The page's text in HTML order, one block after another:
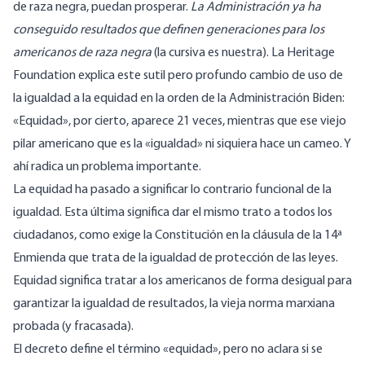
de raza negra, puedan prosperar. La Administración ya ha
conseguido resultados que definen generaciones para los
americanos de raza negra(la cursiva es nuestra). La Heritage
Foundation explica este sutil pero profundo cambio de uso de
la igualdad a la equidad en la orden de la Administración Biden:
«Equidad», por cierto, aparece 21 veces, mientras que ese viejo
pilar americano que es la «igualdad» ni siquiera hace un cameo. Y
ahí radica un problema importante.
La equidad ha pasado a significar lo contrario funcional de la
igualdad. Esta última significa dar el mismo trato a todos los
ciudadanos, como exige la Constitución en la cláusula de la 14ª
Enmienda que trata de la igualdad de protección de las leyes.
Equidad significa tratar a los americanos de forma desigual para
garantizar la igualdad de resultados, la vieja norma marxiana
probada (y fracasada).
El decreto define el término «equidad», pero no aclara si se